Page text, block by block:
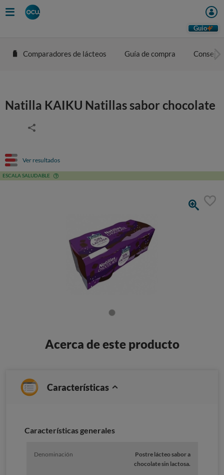
Guio
Comparadores de lácteos Guía de compra
Natilla KAIKU Natillas sabor chocolate
Ver resultados
ESCALA SALUDABLE
Acerca de este producto
Características
Características generales
Denominación
Postre lácteo sabor a
chocolate sin lactosa.